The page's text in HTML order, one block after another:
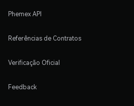
Phemex API
Referências de Contratos
Verificação Oficial
Feedback